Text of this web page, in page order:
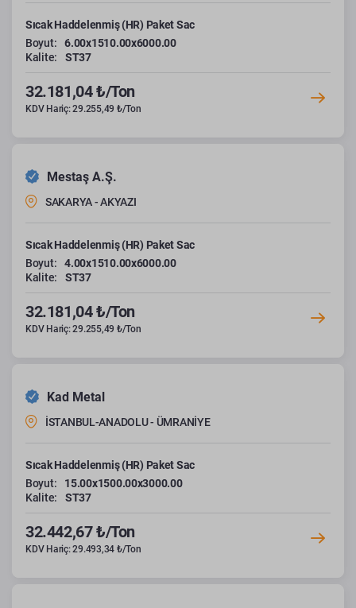
Sıcak Haddelenmiş (HR) Paket Sac
Boyut:
6.00x1510.00x6000.00
Kalite:
ST37
32.181,04 ₺/Ton
KDV Hariç: 29.255,49 ₺/Ton
Mestaş A.Ş.
SAKARYA - AKYAZI
Sıcak Haddelenmiş (HR) Paket Sac
Boyut:
4.00x1510.00x6000.00
Kalite:
ST37
32.181,04 ₺/Ton
KDV Hariç: 29.255,49 ₺/Ton
Kad Metal
İSTANBUL-ANADOLU - ÜMRANİYE
Sıcak Haddelenmiş (HR) Paket Sac
Boyut:
15.00x1500.00x3000.00
Kalite:
ST37
32.442,67 ₺/Ton
KDV Hariç: 29.493,34 ₺/Ton